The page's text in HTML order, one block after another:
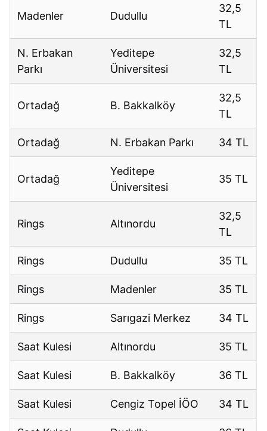
Madenler Dudullu
32,5
TL
N. Erbakan
Parkı
Yeditepe
Üniversitesi
32,5
TL
Ortadağ B. Bakkalköy
32,5
TL
Ortadağ N. Erbakan Parkı 34 TL
Ortadağ
Yeditepe
Üniversitesi
35 TL
Rings Altınordu
32,5
TL
Rings Dudullu 35 TL
Rings Madenler 35 TL
Rings Sarıgazi Merkez 34 TL
Saat Kulesi Altınordu 35 TL
Saat Kulesi B. Bakkalköy 36 TL
Saat Kulesi Cengiz Topel İÖO 34 TL